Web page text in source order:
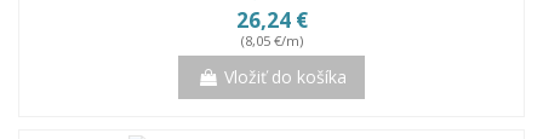
26,24 €
(8,05 €/m)
Vložiť do košíka